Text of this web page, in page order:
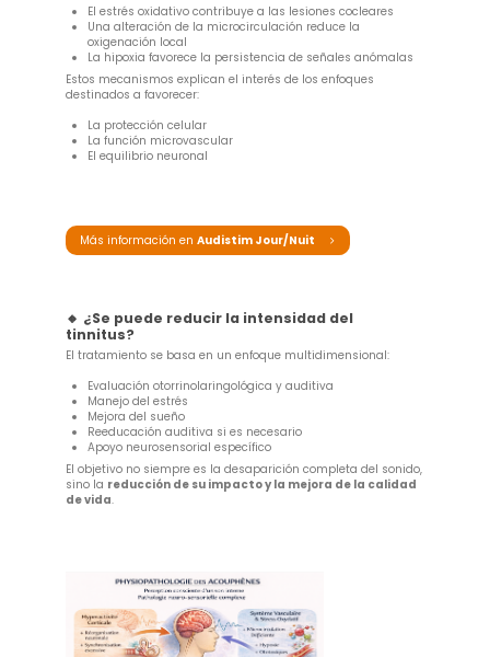
El estrés oxidativo contribuye a las lesiones cocleares
Una alteración de la microcirculación reduce la
oxigenación local
La hipoxia favorece la persistencia de señales anómalas
Estos mecanismos explican el interés de los enfoques
destinados a favorecer:
La protección celular
La función microvascular
El equilibrio neuronal
Más información enAudistim Jour/Nuit
🔸 ¿Se puede reducir la intensidad del
tinnitus?
El tratamiento se basa en un enfoque multidimensional:
Evaluación otorrinolaringológica y auditiva
Manejo del estrés
Mejora del sueño
Reeducación auditiva si es necesario
Apoyo neurosensorial específico
El objetivo no siempre es la desaparición completa del sonido,
sino la reducción de su impacto y la mejora de la calidad
de vida.